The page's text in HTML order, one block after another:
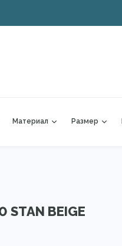
Материал Размер
BEIGE